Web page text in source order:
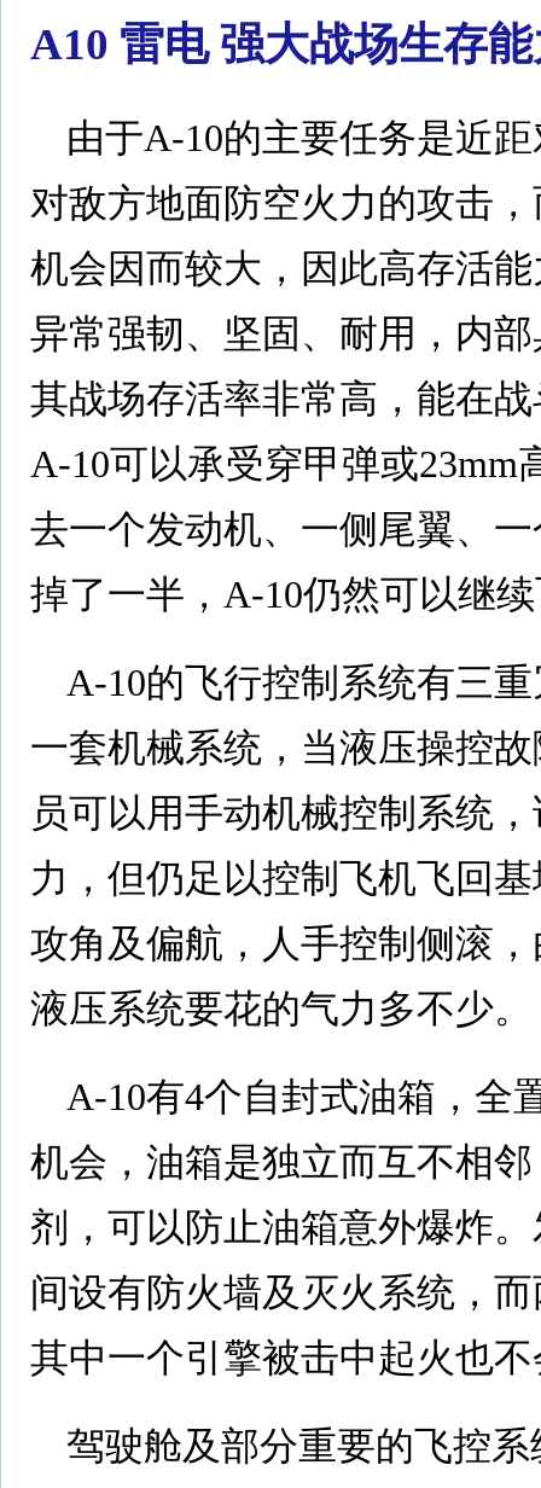
A10 雷电 强大战场生存
由于A-10的主要任务是近
对敌方地面防空火力的攻击
机会因而较大，因此高存活
异常强韧、坚固、耐用，内
其战场存活率非常高，能在
A-10可以承受穿甲弹或
去一个发动机、一侧尾翼、
掉了一半，A-10仍然可以继
A-10的飞行控制系统有三
一套机械系统，当液压操控
员可以用手动机械控制系统
力，但仍足以控制飞机飞回
攻角及偏航，人手控制侧滚
液压系统要花的气力多不少。
A-10有4个自封式油箱，全
机会，油箱是独立而互不相
剂，可以防止油箱意外爆炸
间设有防火墙及灭火系统，
其中一个引擎被击中起火也
驾驶舱及部分重要的飞控系